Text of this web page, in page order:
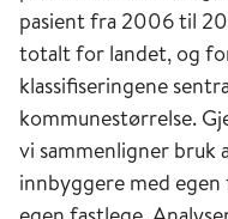
pasient fra 2006 til
totalt for landet, og
klassifiseringene
kommunestørrelse.
vi sammenligner bruk
innbyggere med